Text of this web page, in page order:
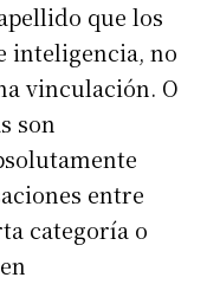
que los
inteligencia, no
vinculación. O
son
entre
categoría o